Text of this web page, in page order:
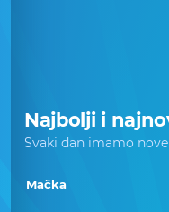
Najbolji i
Svaki dan imamo
Mačka